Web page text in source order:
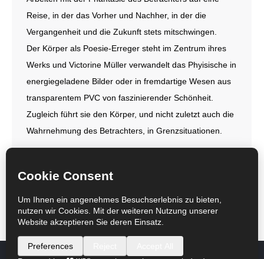
Reise, in der das Vorher und Nachher, in der die
Vergangenheit und die Zukunft stets mitschwingen.
Der Körper als Poesie-Erreger steht im Zentrum ihres
Werks und Victorine Müller verwandelt das Phyisische in
energiegeladene Bilder oder in fremdartige Wesen aus
transparentem PVC von faszinierender Schönheit.
Zugleich führt sie den Körper, und nicht zuletzt auch die
Wahrnehmung des Betrachters, in Grenzsituationen.
© Galerie Mönch Berlin 2017